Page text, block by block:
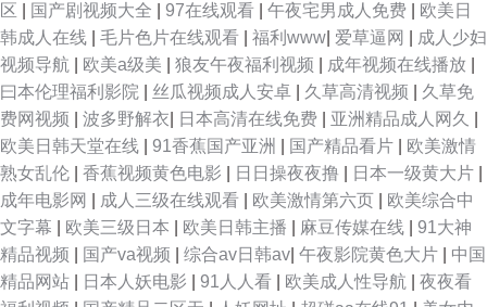
区
国产剧视频大全 97在线观看 午夜宅男成人免费
欧美日
韩成人在线
毛片色片在线观看 福利www 爱草逼网
成人少妇
视频导航
欧美a级美 狼友午夜福利视频 成年视频在线播放
曰本伦理福利影院
丝瓜视频成人安卓 久草高清视频
久草免
费网视频
波多野解衣 日本高清在线免费 亚洲精品成人网久
欧美日韩天堂在线
91香蕉国产亚洲 国产精品看片
欧美激情
熟女乱伦
香蕉视频黄色电影 日日操夜夜撸 日本一级黄大片
成年电影网
成人三级在线观看 欧美激情第六页
欧美综合中
文字幕
欧美三级日本 欧美日韩主播 麻豆传媒在线
91大神
精品视频
国产va视频 综合av日韩av 午夜影院黄色大片
中国
精品网站
日本人妖电影 91人人看 欧美成人性导航
夜夜看